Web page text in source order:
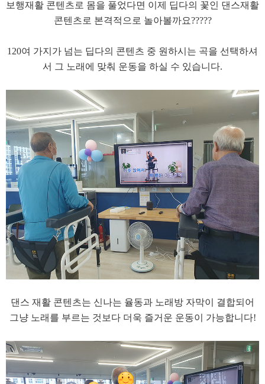
​보행재활 콘텐츠로 몸을 풀었다면 이제 딥다의 꽃인 댄스재활
콘텐츠로 본격적으로 놀아볼까요?????
120여 가지가 넘는 딥다의 콘텐츠 중 원하시는 곡을 선택하셔
서 그 노래에 맞춰 운동을 하실 수 있습니다.
댄스 재활 콘텐츠는 신나는 율동과 노래방 자막이 결합되어
그냥 노래를 부르는 것보다 더욱 즐거운 운동이 가능합니다!